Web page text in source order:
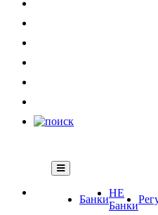
Банки
НЕ
Банки